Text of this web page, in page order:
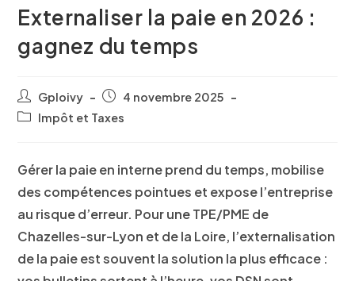
Externaliser la paie en 2026 :
gagnez du temps
Gploivy
4 novembre 2025
Impôt et Taxes
Gérer la paie en interne prend du temps, mobilise
des compétences pointues et expose l’entreprise
au risque d’erreur. Pour uneTPE/PME de
Chazelles-sur-Lyon et de la Loire, l’externalisation
de la paieest souvent la solution la plus efficace :